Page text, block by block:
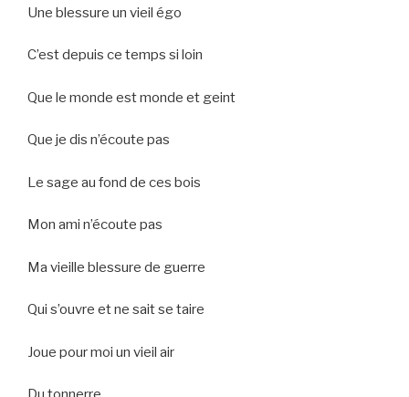
Une blessure un vieil égo
C’est depuis ce temps si loin
Que le monde est monde et geint
Que je dis n’écoute pas
Le sage au fond de ces bois
Mon ami n’écoute pas
Ma vieille blessure de guerre
Qui s’ouvre et ne sait se taire
Joue pour moi un vieil air